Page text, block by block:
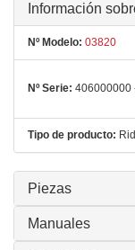
Información
Nº Modelo: 03820
Nº Serie: 406000000
Tipo de producto:
Piezas
Manuales